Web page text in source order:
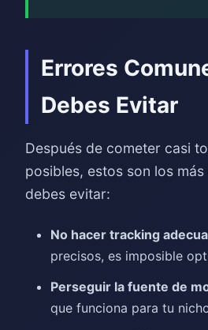
Errores
Debes Evitar
Después de cometer casi
posibles, estos son los
debes evitar:
No hacer tracking
precisos, es imposible
Perseguir la fuente de
que funciona para tu